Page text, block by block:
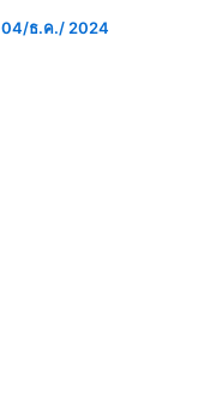
04/ธ.ค./ 2024